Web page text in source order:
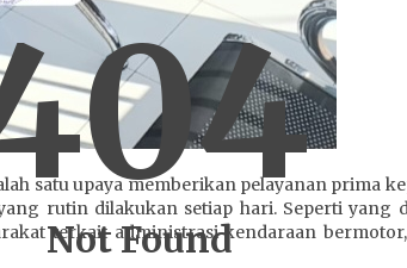
satu upaya memberikan pelayanan prima
rutin dilakukan setiap hari. Seperti
terkait administrasi kendaraan
Not Found